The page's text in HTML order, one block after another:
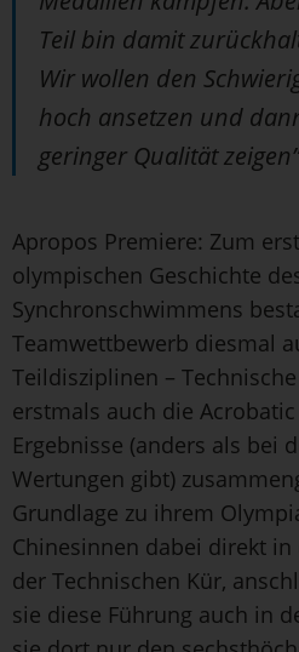
Teil bin damit
Wir wollen den
hoch ansetzen und
geringer Qualität zeigen”
Apropos Premiere: Zum
olympischen Geschichte
Synchronschwimmens
Teamwettbewerb diesmal
Teildisziplinen –
erstmals auch die
Ergebnisse (anders als bei
Wertungen gibt)
Grundlage zu ihrem
Chinesinnen dabei direkt
der Technischen Kür,
sie diese Führung auch in